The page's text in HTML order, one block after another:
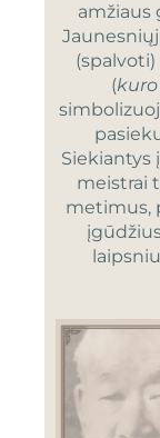
amžiaus
(
Siekiantys
meistrai
metimus,